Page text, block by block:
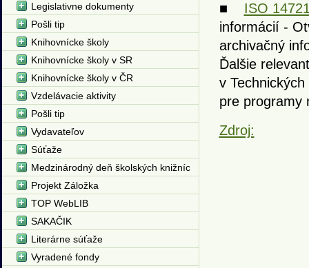
■ ISO
informácií -
archivačný
Ďalšie
v
pre programy
Zdroj:
Legislativne dokumenty
Pošli tip
Knihovnícke školy
Knihovnícke školy v SR
Knihovnícke školy v ČR
Vzdelávacie aktivity
Pošli tip
Vydavateľov
Súťaže
Medzinárodný deň školských knižníc
Projekt Záložka
TOP WebLIB
SAKAČIK
Literárne súťaže
Vyradené fondy